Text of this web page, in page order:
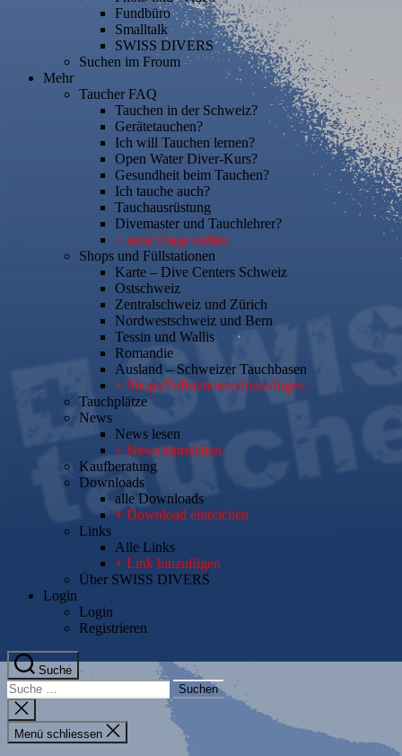
Fundbüro
Smalltalk
SWISS DIVERS
Suchen im Froum
Mehr
Taucher FAQ
Tauchen in der Schweiz?
Gerätetauchen?
Ich will Tauchen lernen?
Open Water Diver-Kurs?
Gesundheit beim Tauchen?
Ich tauche auch?
Tauchausrüstung
Divemaster und Tauchlehrer?
+ neue Frage stellen
Shops und Füllstationen
Karte – Dive Centers Schweiz
Ostschweiz
Zentralschweiz und Zürich
Nordwestschweiz und Bern
Tessin und Wallis
Romandie
Ausland – Schweizer Tauchbasen
+ Shops/Füllstationen hinzufügen
Tauchplätze
News
News lesen
+ News einreichen
Kaufberatung
Downloads
alle Downloads
+ Download einreichen
Links
Alle Links
+ Link hinzufügen
Über SWISS DIVERS
Login
Login
Registrieren
Suche
Suche
nach:
Suche
schliessen
Menü schliessen